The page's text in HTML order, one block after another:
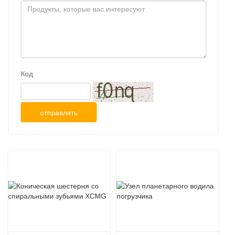
Код
отправлять